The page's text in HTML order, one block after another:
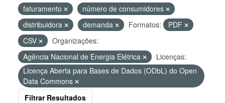
faturamento
número de consumidores
distribuidora
demanda Formatos:
PDF
CSV
Organizações:
Agência Nacional de Energia Elétrica
Licenças:
Licença Aberta para Bases de Dados (ODbL) do Open
Data Commons
Filtrar Resultados